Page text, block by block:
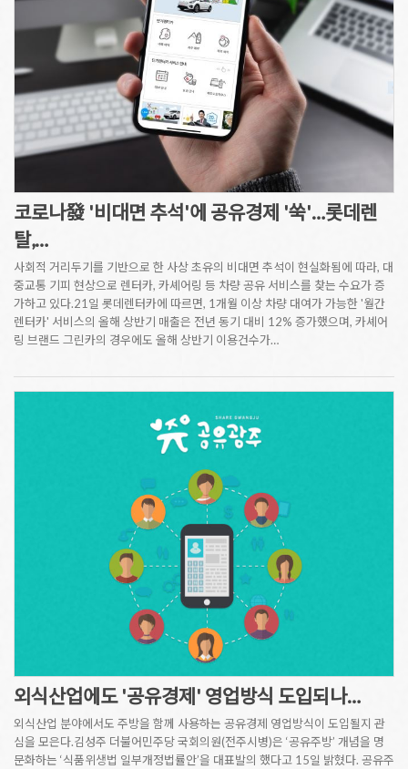
코로나發 '비대면 추석'에 공유경제 '쑥'…롯데렌
탈,…
사회적 거리두기를 기반으로 한 사상 초유의 비대면 추석이 현실화됨에 따라, 대
중교통 기피 현상으로 렌터카, 카셰어링 등 차량 공유 서비스를 찾는 수요가 증
가하고 있다.21일 롯데렌터카에 따르면, 1개월 이상 차량 대여가 가능한 '월간
렌터카' 서비스의 올해 상반기 매출은 전년 동기 대비 12% 증가했으며, 카셰어
링 브랜드 그린카의 경우에도 올해 상반기 이용건수가…
외식산업에도 '공유경제' 영업방식 도입되나…
외식산업 분야에서도 주방을 함께 사용하는 공유경제 영업방식이 도입될지 관
심을 모은다.김성주 더불어민주당 국회의원(전주시병)은 ‘공유주방’ 개념을 명
문화하는 ‘식품위생법 일부개정법률안’을 대표발의 했다고 15일 밝혔다. 공유주